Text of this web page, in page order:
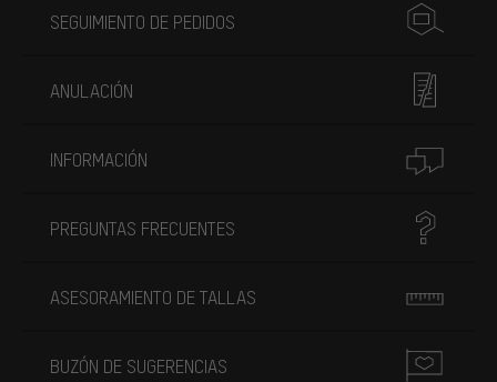
SEGUIMIENTO DE PEDIDOS
ANULACIÓN
INFORMACIÓN
PREGUNTAS FRECUENTES
ASESORAMIENTO DE TALLAS
BUZÓN DE SUGERENCIAS